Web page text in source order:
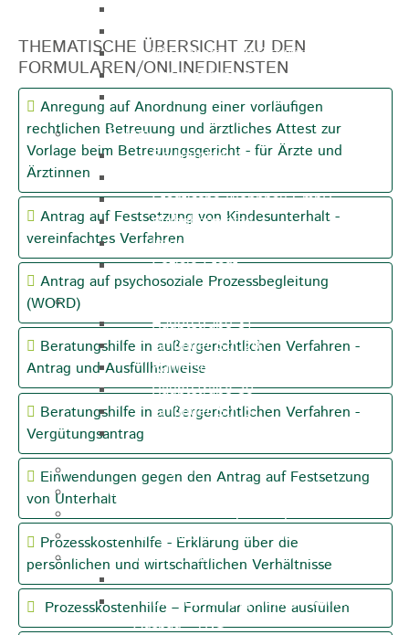
Wirtschaftsclub Ostwürttemberg
Arbeitsagentur
Gewerbe- und Handelsverein
Bauen
Bauleitplanung
Städtische Wohnbau-GmbH
Wohnbauplätze
Interessenliste
Soziale Stadt
Hauptstraße 31
Gmünder Str. 29
Raiffeisenstraße 10
Hauptstraße 30
Gmünder Str. 5
Gewerbegebiete
Unternehmen
Kommunale Wärmeplanung
Starkregenrisiko und Hochwasser
Breitbandausbau
Breitbandausbau Graue Flecken
Breitband - Eigenwirtschaftlicher
Ausbau - TNG
THEMATISCHE ÜBERSICHT ZU DEN
FORMULAREN/ONLINEDIENSTEN
Anregung auf Anordnung einer vorläufigen
rechtlichen Betreuung und ärztliches Attest zur
Vorlage beim Betreuungsgericht - für Ärzte und
Ärztinnen
Antrag auf Festsetzung von Kindesunterhalt -
vereinfachtes Verfahren
Antrag auf psychosoziale Prozessbegleitung
(WORD)
Beratungshilfe in außergerichtlichen Verfahren -
Antrag und Ausfüllhinweise
Beratungshilfe in außergerichtlichen Verfahren -
Vergütungsantrag
Einwendungen gegen den Antrag auf Festsetzung
von Unterhalt
Prozesskostenhilfe - Erklärung über die
persönlichen und wirtschaftlichen Verhältnisse
Prozesskosten­hilfe – Formular online ausfüllen